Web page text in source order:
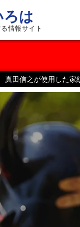
ろは
情報サイト
真田信之が使用した家